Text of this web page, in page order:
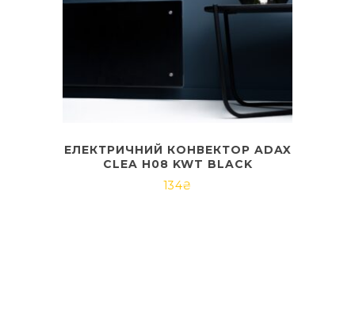
ЕЛЕКТРИЧНИЙ КОНВЕКТОР ADAX
CLEA H08 KWT BLACK
134₴